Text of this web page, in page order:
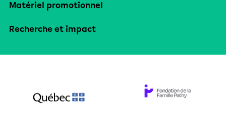
Matériel promotionnel
Recherche et impact